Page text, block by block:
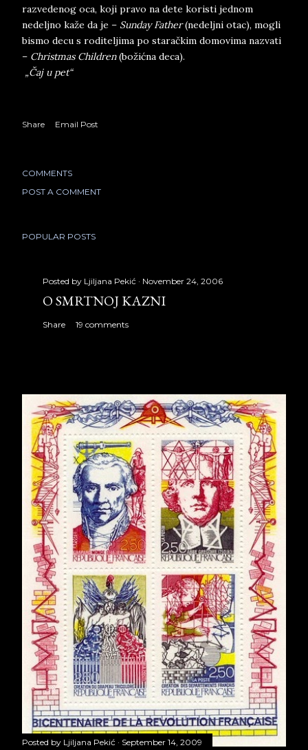
razvedenog oca, koji pravo na dete koristi jednom
nedeljno kaže da je – Sunday Father(nedeljni otac), mogli
bismo decu s roditeljima po staračkim domovima nazvati
– Christmas Children(božićna deca).
„Čaj u pet“
Share Email Post
COMMENTS
POST A COMMENT
POPULAR POSTS
Posted by Ljiljana Pekić November 24, 2006
O SMRTNOJ KAZNI
Share 19 comments
Posted by Ljiljana Pekić September 14, 2009